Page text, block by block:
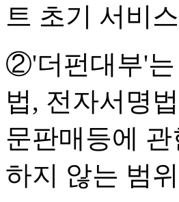
트 초기 서비
②'더펀대부'는
법, 전자서명
문판매등에
하지 않는 범